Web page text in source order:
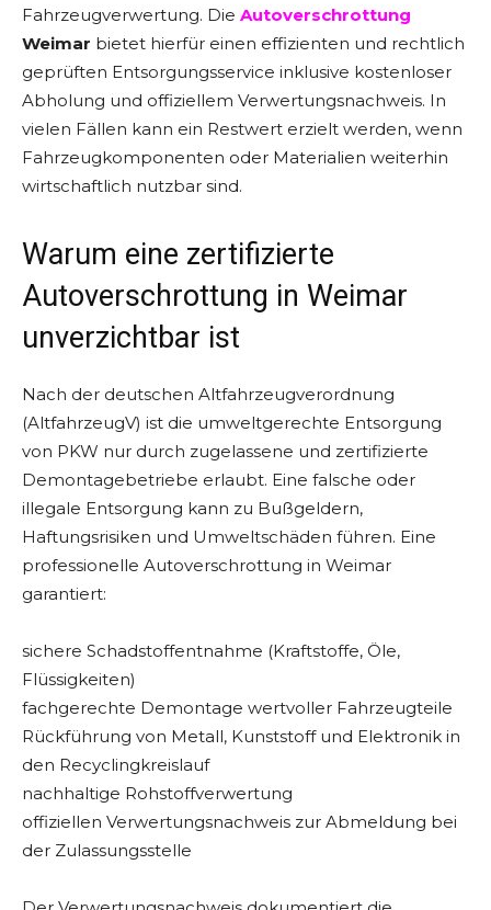
Fahrzeugverwertung. Die Autoverschrottung
Weimar bietet hierfür einen effizienten und rechtlich
geprüften Entsorgungsservice inklusive kostenloser
Abholung und offiziellem Verwertungsnachweis. In
vielen Fällen kann ein Restwert erzielt werden, wenn
Fahrzeugkomponenten oder Materialien weiterhin
wirtschaftlich nutzbar sind.
Warum eine zertifizierte
Autoverschrottung in Weimar
unverzichtbar ist
Nach der deutschen Altfahrzeugverordnung
(AltfahrzeugV) ist die umweltgerechte Entsorgung
von PKW nur durch zugelassene und zertifizierte
Demontagebetriebe erlaubt. Eine falsche oder
illegale Entsorgung kann zu Bußgeldern,
Haftungsrisiken und Umweltschäden führen. Eine
professionelle Autoverschrottung in Weimar
garantiert:
sichere Schadstoffentnahme (Kraftstoffe, Öle,
Flüssigkeiten)
fachgerechte Demontage wertvoller Fahrzeugteile
Rückführung von Metall, Kunststoff und Elektronik in
den Recyclingkreislauf
nachhaltige Rohstoffverwertung
offiziellen Verwertungsnachweis zur Abmeldung bei
der Zulassungsstelle